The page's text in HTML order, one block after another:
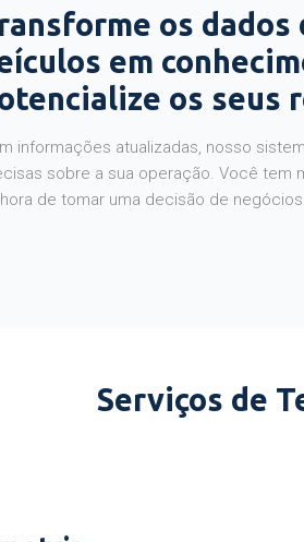
os dados
em
os seus
informações atualizadas, nosso
sobre a sua operação. Você tem
de tomar uma decisão de negócios.
Serviços de